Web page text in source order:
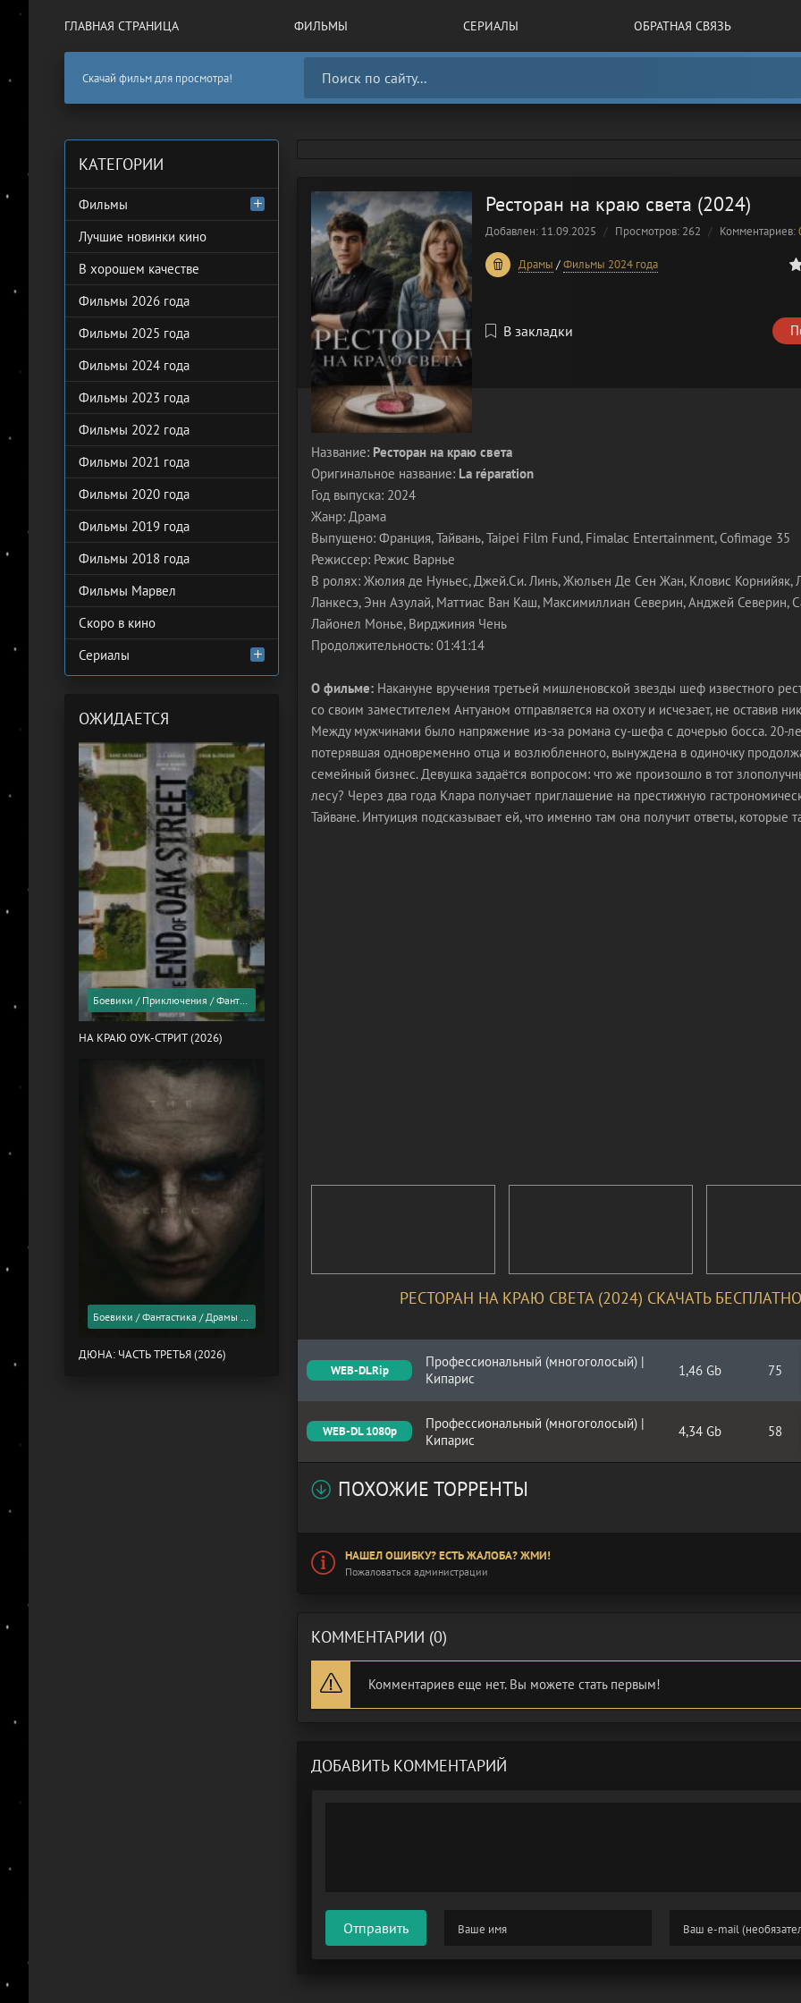
ГЛАВНАЯ СТРАНИЦА ФИЛЬМЫ СЕРИАЛЫ ОБРАТНАЯ СВЯЗЬ
Скачай фильм для просмотра!
Ресторан на краю света (2024)
Добавлен: 11.09.2025 Просмотров: 262 Комментариев:
Драмы /Фильмы 2024 года
0
В закладки
Название: Ресторан на краю света
Оригинальное название: La réparation
Год выпуска: 2024
Жанр: Драма
Выпущено: Франция, Тайвань, Taipei Film Fund, Fimalac Entertainment, Cofimage 35
Режиссер: Режис Варнье
В ролях: Жюлия де Нуньес, Джей.Си. Линь, Жюльен Де Сен Жан, Кловис Корнийяк,
Ланкесэ, Энн Азулай, Маттиас Ван Каш, Максимиллиан Северин, Анджей Северин,
Лайонел Монье, Вирджиния Чень
Продолжительность: 01:41:14
О фильме: Накануне вручения третьей мишленовской звезды шеф известного
со своим заместителем Антуаном отправляется на охоту и исчезает, не оставив
Между мужчинами было напряжение из-за романа су-шефа с дочерью босса. 20-
потерявшая одновременно отца и возлюбленного, вынуждена в одиночку
семейный бизнес. Девушка задаётся вопросом: что же произошло в тот
лесу? Через два года Клара получает приглашение на престижную
Тайване. Интуиция подсказывает ей, что именно там она получит ответы, которые
РЕСТОРАН НА КРАЮ СВЕТА (2024) СКАЧАТЬ БЕСПЛАТНО
WEB-DLRip
Профессиональный (многоголосый) |
Кипарис
1,46 Gb 75
WEB-DL 1080p
Профессиональный (многоголосый) |
Кипарис
4,34 Gb 58
ПОХОЖИЕ ТОРРЕНТЫ
НАШЕЛ ОШИБКУ? ЕСТЬ ЖАЛОБА? ЖМИ!
Пожаловаться администрации
КОММЕНТАРИИ (0)
Комментариев еще нет. Вы можете стать первым!
ДОБАВИТЬ КОММЕНТАРИЙ
Отправить
КАТЕГОРИИ
Фильмы
Лучшие новинки кино
В хорошем качестве
Фильмы 2026 года
Фильмы 2025 года
Фильмы 2024 года
Фильмы 2023 года
Фильмы 2022 года
Фильмы 2021 года
Фильмы 2020 года
Фильмы 2019 года
Фильмы 2018 года
Фильмы Марвел
Скоро в кино
Сериалы
ОЖИДАЕТСЯ
Боевики / Приключения / Фантастика / Фильмы 2026 года / Скоро в кино
НА КРАЮ ОУК-СТРИТ (2026)
Боевики / Фантастика / Драмы / Фильмы 2026 года / Скоро в кино
ДЮНА: ЧАСТЬ ТРЕТЬЯ (2026)